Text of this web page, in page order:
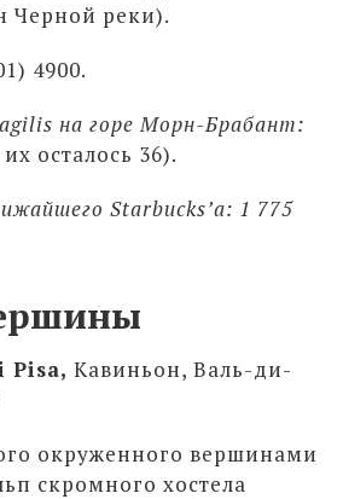
Черной реки).
4900.
на горе Морн-Брабант:
осталось 36).
Starbucks’а: 1 775
Pisa, Кавиньон, Валь-ди-
окруженного вершинами
скромного хостела